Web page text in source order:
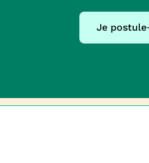
Je postule